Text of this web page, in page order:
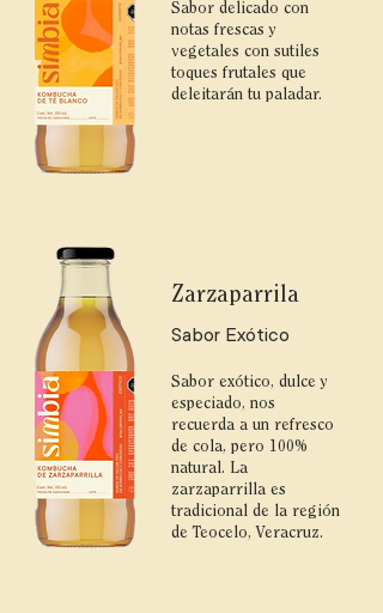
Sabor delicado con
notas frescas y
vegetales con sutiles
toques frutales que
deleitarán tu paladar.
Zarzaparrila
Sabor Exótico
Sabor exótico, dulce y
especiado, nos
recuerda a un refresco
de cola, pero 100%
natural. La
zarzaparrilla es
tradicional de la región
de Teocelo, Veracruz.